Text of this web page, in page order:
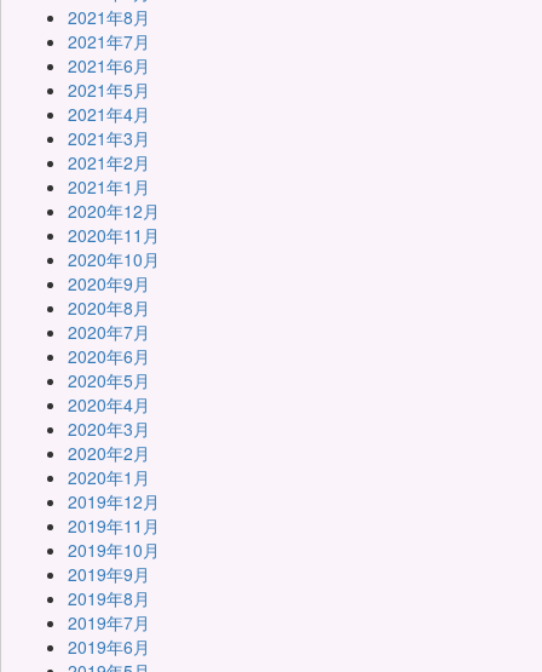
2021年8月
2021年7月
2021年6月
2021年5月
2021年4月
2021年3月
2021年2月
2021年1月
2020年12月
2020年11月
2020年10月
2020年9月
2020年8月
2020年7月
2020年6月
2020年5月
2020年4月
2020年3月
2020年2月
2020年1月
2019年12月
2019年11月
2019年10月
2019年9月
2019年8月
2019年7月
2019年6月